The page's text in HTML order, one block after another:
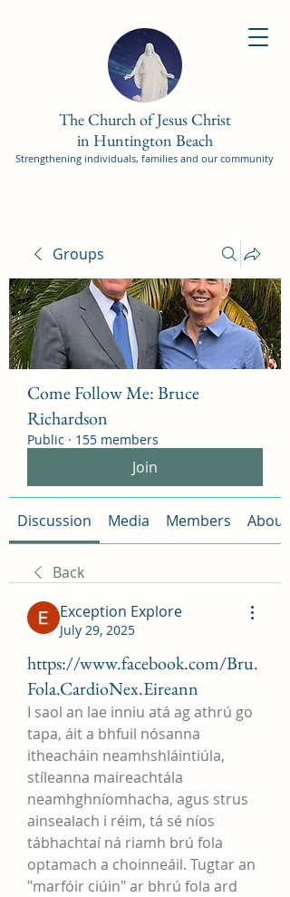
The Church of Jesus Christ
in Huntington Beach
Strengthening individuals, families and our community
Groups
Come Follow Me: Bruce
Richardson
Public · 155 members
Join
Discussion Media Members About
Back
Exception Explore
July 29, 2025
https://www.facebook.com/Bru.
Fola.CardioNex.Eireann
I saol an lae inniu atá ag athrú go
tapa, áit a bhfuil nósanna
itheacháin neamhshláintiúla,
stíleanna maireachtála
neamhghníomhacha, agus strus
ainsealach i réim, tá sé níos
tábhachtaí ná riamh brú fola
optamach a choinneáil. Tugtar an
"marfóir ciúin" ar bhrú fola ard